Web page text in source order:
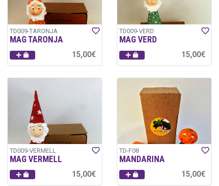
TD009-TARONJA
MAG TARONJA
15,00€
TD009-VERD
MAG VERD
15,00€
TD009-VERMELL
MAG VERMELL
15,00€
TD-F08
MANDARINA
15,00€